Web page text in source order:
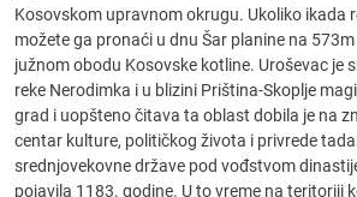
Kosovskom upravnom okrugu. Ukoliko ikada
možete ga pronaći u dnu Šar planine na
južnom obodu Kosovske kotline. Uroševac je
reke Nerodimka i u blizini Priština-Skoplje
grad i uopšteno čitava ta oblast dobila je na
centar kulture, političkog života i privrede
srednjovekovne države pod vođstvom
pojavila 1183. godine. U to vreme na teritoriji